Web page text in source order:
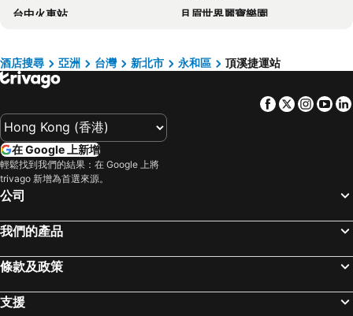
Hotel Papa Whale
Hyatt Place New Taipei City Xinzhuang
Hotel Puri Taipei Station Branch
Hub Hotel - Taipei Songshan Airport
台北福華大飯店
Roaders Plus Hotel Taipei Station
柯達大飯店台北一店
捷絲旅-西門町館
新驛旅店台北車站二館
明日大飯店
Boutech Jiantan Hotel
N Hotel
Beauty Hotels Taipei - Hotel B7
Apause Inn
Hotel Fun - Linsen
台中火車站
月眉世界麗寶樂園
大安區
逢甲夜市
六福村主題遊樂園
台中烏日高鐵站
烏來溫泉
捷運中山站
大安森林公園
台中一中商圈
清境農場
內湖區
中正紀念堂
九份
酒店搜尋 亞洲 台灣 新北市 永和區 頂溪捷運站
Facebook
Twitter
在 Google 上新增
輕鬆找到我們的結果：在 Google 上將
trivago 新增為首選來源。
公司
我們的產品
條款及政策
支援